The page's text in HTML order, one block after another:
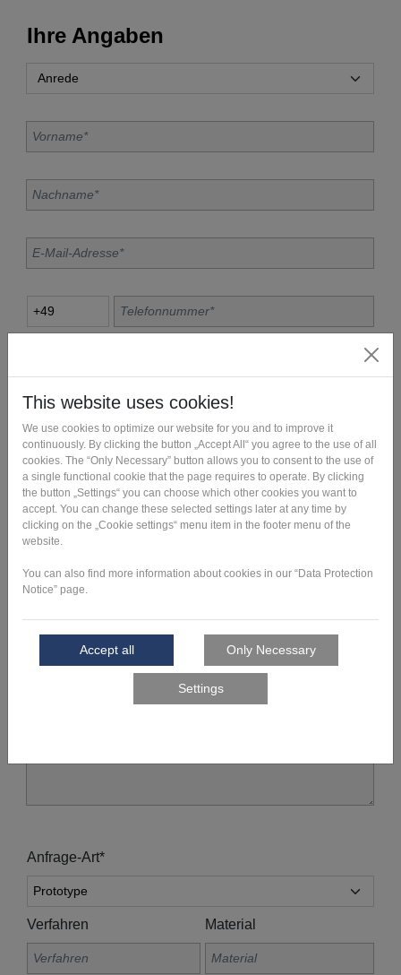
Ihre Angaben
Anfrage-Art*
Verfahren Material